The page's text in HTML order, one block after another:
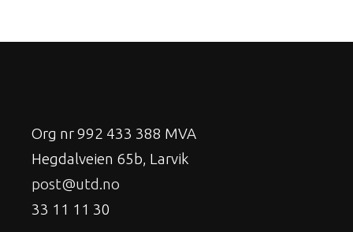
Org nr 992 433 388 MVA
Hegdalveien 65b, Larvik
post@utd.no
33 11 11 30